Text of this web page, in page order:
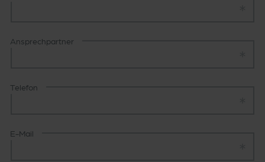
Ansprechpartner
Telefon
E-Mail